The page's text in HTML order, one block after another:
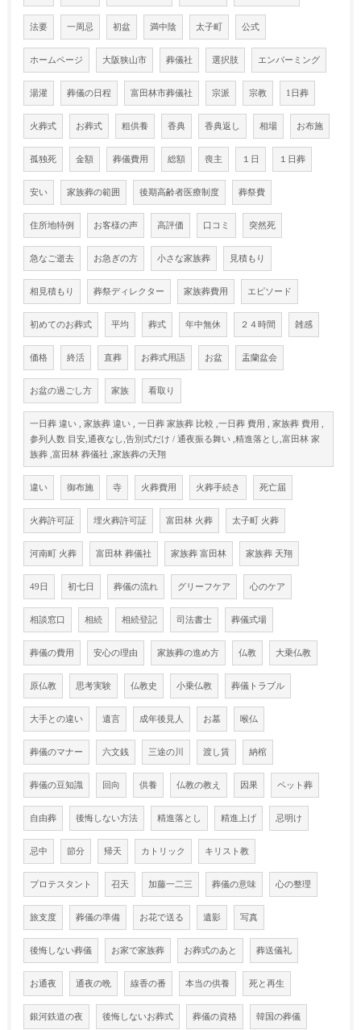
法要 一周忌 初盆 満中陰 太子町 公式
ホームページ 大阪狭山市 葬儀社 選択肢 エンバーミング
湯灌 葬儀の日程 富田林市葬儀社 宗派 宗教 1日葬
火葬式 お葬式 粗供養 香典 香典返し 相場 お布施
孤独死 金額 葬儀費用 総額 喪主 １日 １日葬
安い 家族葬の範囲 後期高齢者医療制度 葬祭費
住所地特例 お客様の声 高評価 口コミ 突然死
急なご逝去 お急ぎの方 小さな家族葬 見積もり
相見積もり 葬祭ディレクター 家族葬費用 エピソード
初めてのお葬式 平均 葬式 年中無休 ２４時間 雑感
価格 終活 直葬 お葬式用語 お盆 盂蘭盆会
お盆の過ごし方 家族 看取り
一日葬 違い , 家族葬 違い , 一日葬 家族葬 比較 ,一日葬 費用 , 家族葬 費用 ,
参列人数 目安,通夜なし,告別式だけ / 通夜振る舞い ,精進落とし,富田林 家
族葬 ,富田林 葬儀社 ,家族葬の天翔
違い 御布施 寺 火葬費用 火葬手続き 死亡届
火葬許可証 埋火葬許可証 富田林 火葬 太子町 火葬
河南町 火葬 富田林 葬儀社 家族葬 富田林 家族葬 天翔
49日 初七日 葬儀の流れ グリーフケア 心のケア
相談窓口 相続 相続登記 司法書士 葬儀式場
葬儀の費用 安心の理由 家族葬の進め方 仏教 大乗仏教
原仏教 思考実験 仏教史 小乗仏教 葬儀トラブル
大手との違い 遺言 成年後見人 お墓 喉仏
葬儀のマナー 六文銭 三途の川 渡し賃 納棺
葬儀の豆知識 回向 供養 仏教の教え 因果 ペット葬
自由葬 後悔しない方法 精進落とし 精進上げ 忌明け
忌中 節分 帰天 カトリック キリスト教
プロテスタント 召天 加藤一二三 葬儀の意味 心の整理
旅支度 葬儀の準備 お花で送る 遺影 写真
後悔しない葬儀 お家で家族葬 お葬式のあと 葬送儀礼
お通夜 通夜の晩 線香の番 本当の供養 死と再生
銀河鉄道の夜 後悔しないお葬式 葬儀の資格 韓国の葬儀